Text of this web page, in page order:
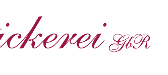
Aktuelle Angebote